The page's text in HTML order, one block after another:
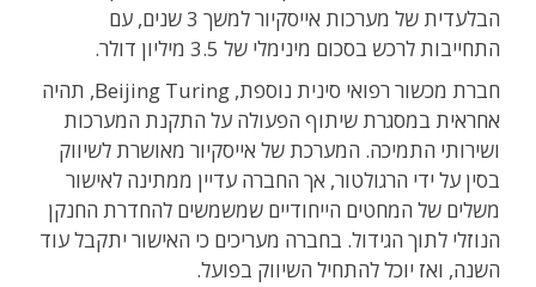
הבלעדית של מערכות אייסקיור למשך 3 שנים, עם
התחייבות לרכש בסכום מינימלי של 3.5 מיליון דולר.
חברת מכשור רפואי סינית נוספת, Beijing Turing, תהיה
אחראית במסגרת שיתוף הפעולה על התקנת המערכות
ושירותי התמיכה. המערכת של אייסקיור מאושרת לשיווק
בסין על ידי הרגולטור, אך החברה עדיין ממתינה לאישור
משלים של המחטים הייחודיים שמשמשים להחדרת החנקן
הנוזלי לתוך הגידול. בחברה מעריכים כי האישור יתקבל עוד
השנה, ואז יוכל להתחיל השיווק בפועל.